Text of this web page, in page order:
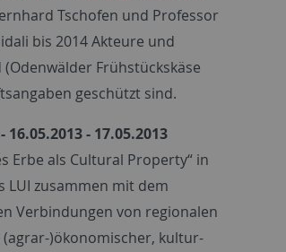
Tschofen und Professor
bis 2014 Akteure und
Frühstückskäse
geschützt sind.
- 17.05.2013
Erbe als Cultural Property“ in
LUI zusammen mit dem
Verbindungen von regionalen
)ökonomischer, kultur-